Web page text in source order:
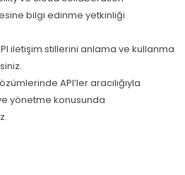
bilgi edinme yetkinliği
iletişim stillerini anlama ve kullanma
API’ler aracılığıyla
yönetme konusunda